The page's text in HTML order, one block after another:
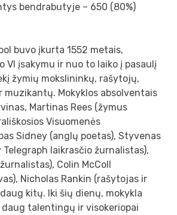
bendrabutyje – 650 (80%)
buvo įkurta 1552 metais,
VI įsakymu ir nuo to laiko į pasaulį
žymių mokslininkų, rašytojų,
muzikantų. Mokyklos absolventais
Martinas Rees (žymus
Visuomenės
Sidney (anglų poetas), Styvenas
Telegraph laikrasčio žurnalistas),
Colin McColl
Nicholas Rankin (rašytojas ir
kitų. Iki šių dienų, mokykla
talentingų ir visokeriopai